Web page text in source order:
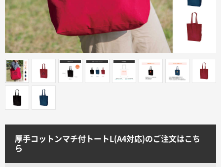
目的・シーンから探す
イベントから探す
印刷色から探す
サイトメニュー
ご注文の流れ
厚手コットンマチ付トートL(A4対応)のご注文はこち
ら